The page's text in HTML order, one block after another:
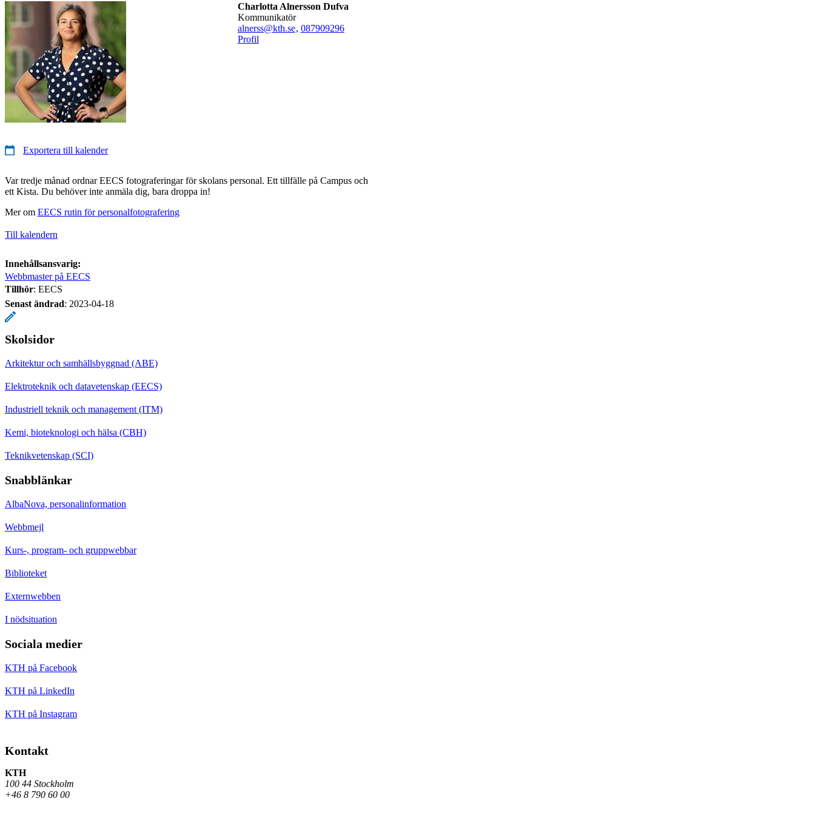
Charlotta Alnersson Dufva
kommunikatör
alnerss@kth.se, 087909296
Profil
Exportera till kalender
Var tredje månad ordnar EECS fotograferingar för skolans personal. Ett tillfälle på Campus och
ett Kista. Du behöver inte anmäla dig, bara droppa in!
Mer om EECS rutin för personalfotografering
Till kalendern
Innehållsansvarig:
Webbmaster på EECS
Tillhör: EECS
Senast ändrad: 2023-04-18
Skolsidor
Arkitektur och samhällsbyggnad (ABE)
Elektroteknik och datavetenskap (EECS)
Industriell teknik och management (ITM)
Kemi, bioteknologi och hälsa (CBH)
Teknikvetenskap (SCI)
Snabblänkar
AlbaNova, personalinformation
Webbmejl
Kurs-, program- och gruppwebbar
Biblioteket
Externwebben
I nödsituation
Sociala medier
KTH på Facebook
KTH på LinkedIn
KTH på Instagram
Kontakt
KTH
100 44 Stockholm
+46 8 790 60 00